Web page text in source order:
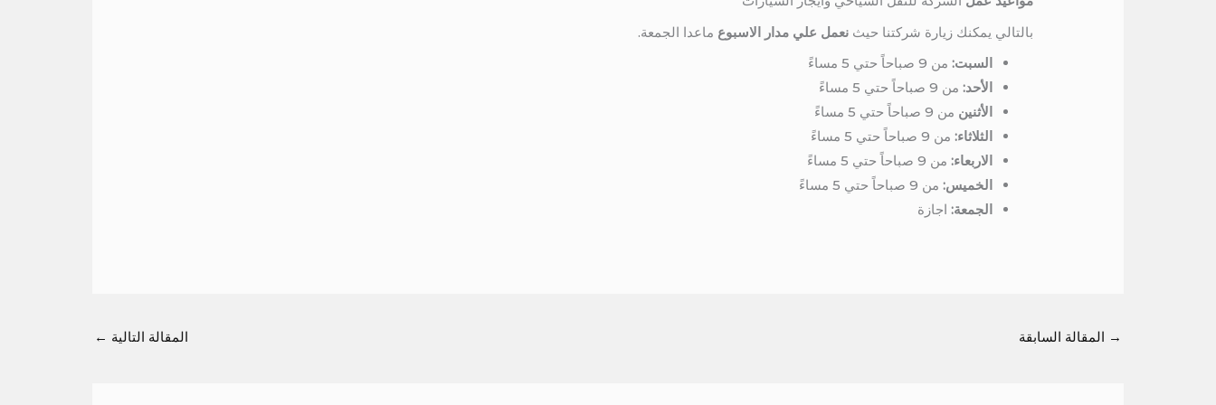
بالتالي يمكنك زيارة شركتنا حيثنعمل علي مدار الاسبوع ماعدا الجمعة.
السبت: من 9 صباحاً حتي 5 مساءً
الأحد: من 9 صباحاً حتي 5 مساءً
الأثنين من 9 صباحاً حتي 5 مساءً
الثلاثاء: من 9 صباحاً حتي 5 مساءً
الاربعاء: من 9 صباحاً حتي 5 مساءً
الخميس: من 9 صباحاً حتي 5 مساءً
الجمعة: اجازة
→ المقالة السابقة المقالة التالية ←